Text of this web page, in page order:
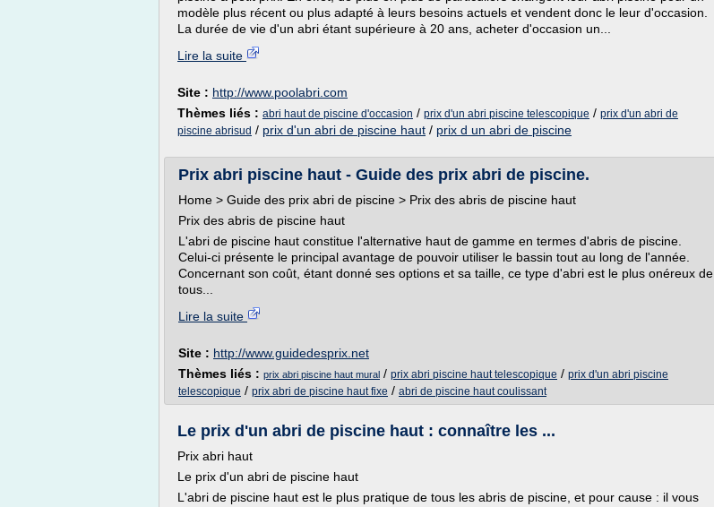
modèle plus récent ou plus adapté à leurs besoins actuels et vendent donc le leur d'occasion.
La durée de vie d'un abri étant supérieure à 20 ans, acheter d'occasion un...
Lire la suite
Site : http://www.poolabri.com
Thèmes liés : abri haut de piscine d'occasion / prix d'un abri piscine telescopique / prix d'un abri de
piscine abrisud / prix d'un abri de piscine haut / prix d un abri de piscine
Prix abri piscine haut - Guide des prix abri de piscine.
Home > Guide des prix abri de piscine > Prix des abris de piscine haut
Prix des abris de piscine haut
L'abri de piscine haut constitue l'alternative haut de gamme en termes d'abris de piscine.
Celui-ci présente le principal avantage de pouvoir utiliser le bassin tout au long de l'année.
Concernant son coût, étant donné ses options et sa taille, ce type d'abri est le plus onéreux de
tous...
Lire la suite
Site : http://www.guidedesprix.net
Thèmes liés : prix abri piscine haut mural / prix abri piscine haut telescopique / prix d'un abri piscine
telescopique / prix abri de piscine haut fixe / abri de piscine haut coulissant
Le prix d'un abri de piscine haut : connaître les ...
Prix abri haut
Le prix d'un abri de piscine haut
L'abri de piscine haut est le plus pratique de tous les abris de piscine, et pour cause : il vous